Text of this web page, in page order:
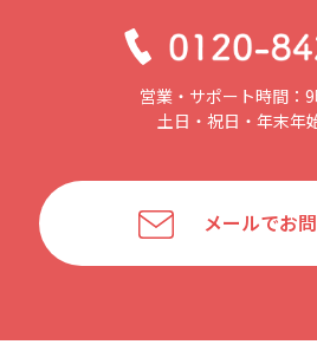
営業・サポート時間：
土日・祝日・年末年
メールでお